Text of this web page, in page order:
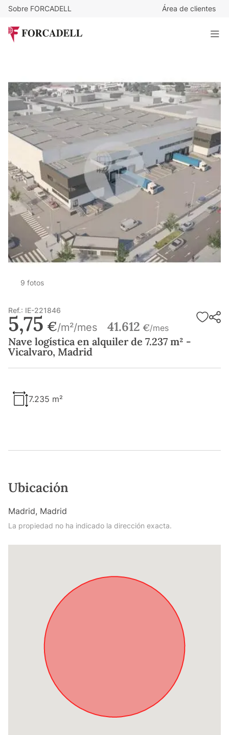
Sobre FORCADELL Área de clientes
Nave logística en alquiler de 7.237 m² -Vicalvaro, Madrid
7.235 m²
9 fotos
Ref.: IE-221846
5,75 €/m²/mes 41.612 €/mes
Nave logística en alquiler de 7.237 m² -
Vicalvaro, Madrid
7.235 m²
Ubicación
Madrid, Madrid
La propiedad no ha indicado la dirección exacta.